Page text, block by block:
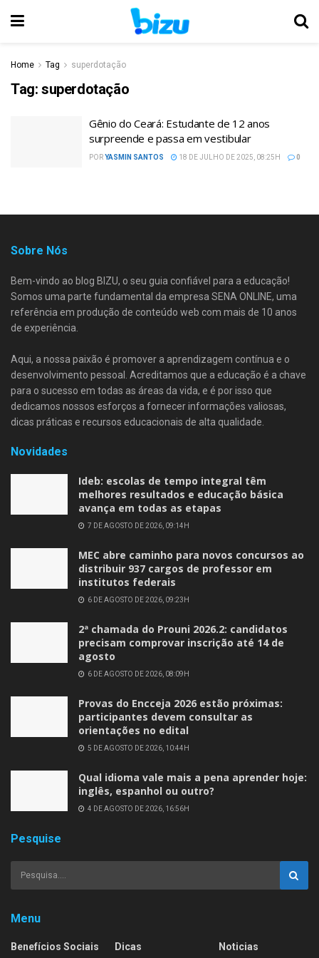
Home Tag superdotação
Tag: superdotação
Gênio do Ceará: Estudante de 12 anos
surpreende e passa em vestibular
PORYASMIN SANTOS 18 DE JULHO DE 2025, 08:25H 0
Sobre Nós
Bem-vindo ao blog BIZU, o seu guia confiável para a educação!
Somos uma parte fundamental da empresa SENA ONLINE, uma
referência em produção de conteúdo web com mais de 10 anos
de experiência.
Aqui, a nossa paixão é promover a aprendizagem contínua e o
desenvolvimento pessoal. Acreditamos que a educação é a chave
para o sucesso em todas as áreas da vida, e é por isso que
dedicamos nossos esforços a fornecer informações valiosas,
dicas práticas e recursos educacionais de alta qualidade.
Novidades
Ideb: escolas de tempo integral têm
melhores resultados e educação básica
avança em todas as etapas
7 DE AGOSTO DE 2026, 09:14H
MEC abre caminho para novos concursos ao
distribuir 937 cargos de professor em
institutos federais
6 DE AGOSTO DE 2026, 09:23H
2ª chamada do Prouni 2026.2: candidatos
precisam comprovar inscrição até 14 de
agosto
6 DE AGOSTO DE 2026, 08:09H
Provas do Encceja 2026 estão próximas:
participantes devem consultar as
orientações no edital
5 DE AGOSTO DE 2026, 10:44H
Qual idioma vale mais a pena aprender hoje:
inglês, espanhol ou outro?
4 DE AGOSTO DE 2026, 16:56H
Pesquise
Menu
Benefícios Sociais Dicas Noticias